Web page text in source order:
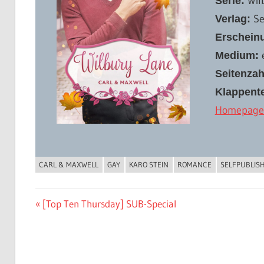
Verlag:
Medium:
BUCHIGES
CARL & MAXWELL GAY KARO STEIN ROMANCE
Beitragsnavigation
Vorheriger
[Top Ten Thursday] SUB-Special